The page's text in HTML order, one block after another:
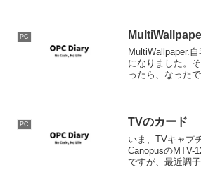
PC
MultiWallpaper.
になりました。
ったら、なった
PC TVのカード
いま、TVキャプ
CanopusのMTV-
ですが、最近調